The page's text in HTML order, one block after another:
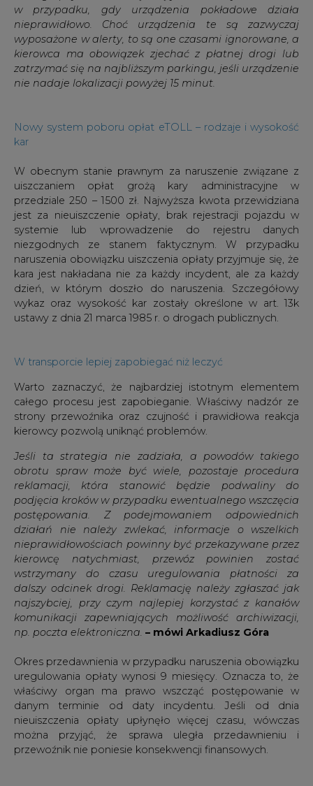
w przypadku, gdy urządzenia pokładowe działa
nieprawidłowo. Choć urządzenia te są zazwyczaj
wyposażone w alerty, to są one czasami ignorowane, a
kierowca ma obowiązek zjechać z płatnej drogi lub
zatrzymać się na najbliższym parkingu, jeśli urządzenie
nie nadaje lokalizacji powyżej 15 minut.
Nowy system poboru opłat eTOLL – rodzaje i wysokość
kar
W obecnym stanie prawnym za naruszenie związane z
uiszczaniem opłat grożą kary administracyjne w
przedziale 250 – 1500 zł. Najwyższa kwota przewidziana
jest za nieuiszczenie opłaty, brak rejestracji pojazdu w
systemie lub wprowadzenie do rejestru danych
niezgodnych ze stanem faktycznym. W przypadku
naruszenia obowiązku uiszczenia opłaty przyjmuje się, że
kara jest nakładana nie za każdy incydent, ale za każdy
dzień, w którym doszło do naruszenia. Szczegółowy
wykaz oraz wysokość kar zostały określone w art. 13k
ustawy z dnia 21 marca 1985 r. o drogach publicznych.
W transporcie lepiej zapobiegać niż leczyć
Warto zaznaczyć, że najbardziej istotnym elementem
całego procesu jest zapobieganie. Właściwy nadzór ze
strony przewoźnika oraz czujność i prawidłowa reakcja
kierowcy pozwolą uniknąć problemów.
Jeśli ta strategia nie zadziała, a powodów takiego
obrotu spraw może być wiele, pozostaje procedura
reklamacji, która stanowić będzie podwaliny do
podjęcia kroków w przypadku ewentualnego wszczęcia
postępowania. Z podejmowaniem odpowiednich
działań nie należy zwlekać, informacje o wszelkich
nieprawidłowościach powinny być przekazywane przez
kierowcę natychmiast, przewóz powinien zostać
wstrzymany do czasu uregulowania płatności za
dalszy odcinek drogi. Reklamację należy zgłaszać jak
najszybciej, przy czym najlepiej korzystać z kanałów
komunikacji zapewniających możliwość archiwizacji,
np. poczta elektroniczna. – mówi Arkadiusz Góra
Okres przedawnienia w przypadku naruszenia obowiązku
uregulowania opłaty wynosi 9 miesięcy. Oznacza to, że
właściwy organ ma prawo wszcząć postępowanie w
danym terminie od daty incydentu. Jeśli od dnia
nieuiszczenia opłaty upłynęło więcej czasu, wówczas
można przyjąć, że sprawa uległa przedawnieniu i
przewoźnik nie poniesie konsekwencji finansowych.